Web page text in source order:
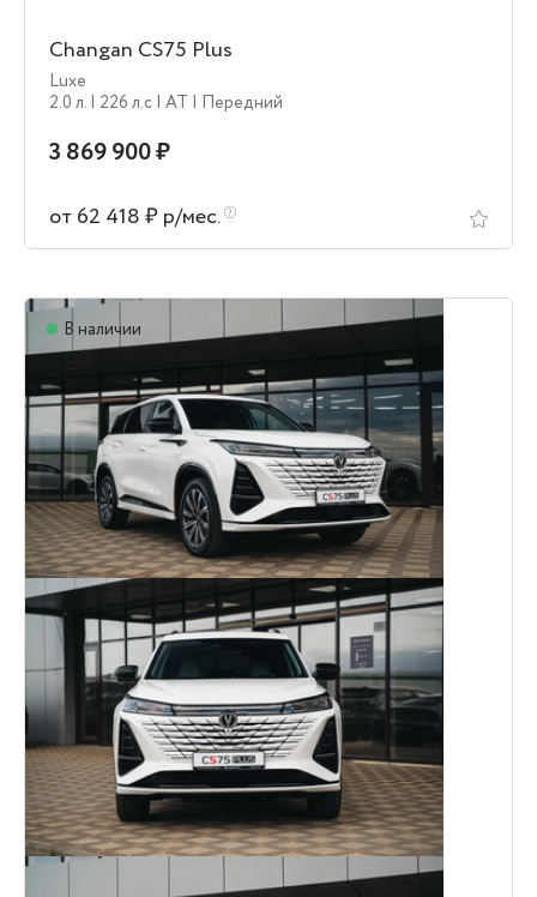
Changan CS75 Plus
Luxe
2.0 л. | 226 л.c | AT | Передний
3 869 900 ₽
от 62 418 ₽ р/мес.
В наличии